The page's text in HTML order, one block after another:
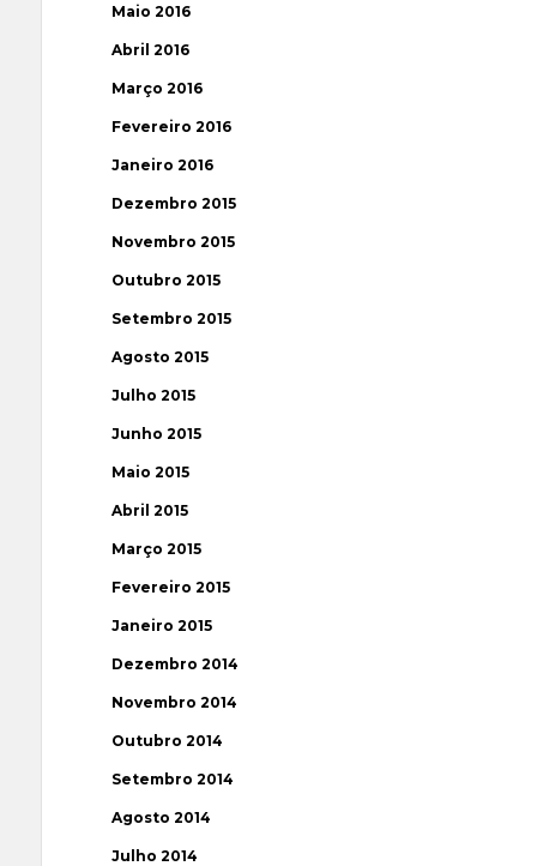
Maio 2016
Abril 2016
Março 2016
Fevereiro 2016
Janeiro 2016
Dezembro 2015
Novembro 2015
Outubro 2015
Setembro 2015
Agosto 2015
Julho 2015
Junho 2015
Maio 2015
Abril 2015
Março 2015
Fevereiro 2015
Janeiro 2015
Dezembro 2014
Novembro 2014
Outubro 2014
Setembro 2014
Agosto 2014
Julho 2014